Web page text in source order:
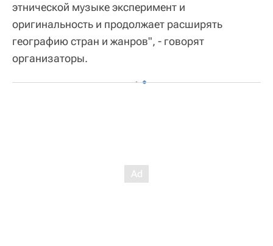
этнической музыке эксперимент и
оригинальность и продолжает расширять
географию стран и жанров", - говорят
организаторы.